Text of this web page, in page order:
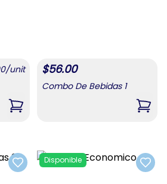
/unit
,Combo De Aseo 2
$56.00
Combo De Bebidas 1
,
Add to favorites Add
Disponible